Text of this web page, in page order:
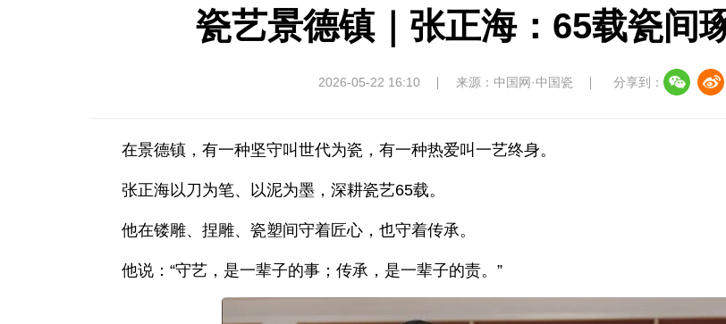
瓷艺景德镇｜张正海：65载瓷间
2026-05-22 16:10 来源：中国网·中国瓷 分享到：
在景德镇，有一种坚守叫世代为瓷，有一种热爱叫一艺终身。
张正海以刀为笔、以泥为墨，深耕瓷艺65载。
他在镂雕、捏雕、瓷塑间守着匠心，也守着传承。
他说：“守艺，是一辈子的事；传承，是一辈子的责。”